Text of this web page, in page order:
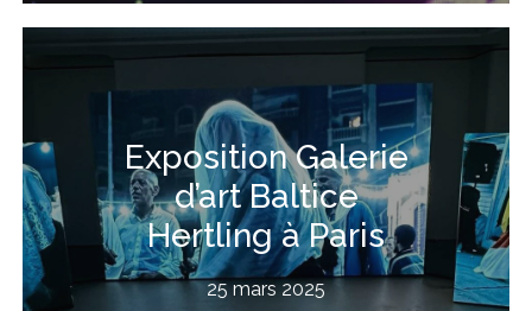
Exposition Galerie
d’art Baltice
Hertling à Paris
25 mars 2025